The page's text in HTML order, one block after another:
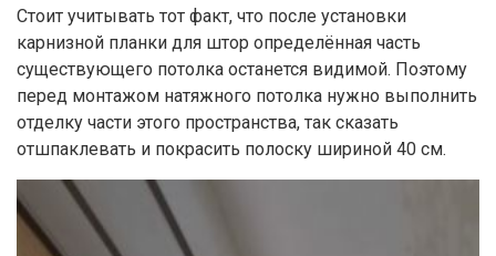
Стоит учитывать тот факт, что после установки
карнизной планки для штор определённая часть
существующего потолка останется видимой. Поэтому
перед монтажом натяжного потолка нужно выполнить
отделку части этого пространства, так сказать
отшпаклевать и покрасить полоску шириной 40 см.